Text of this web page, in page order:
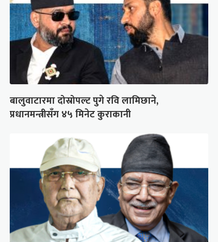
बालुवाटारमा दोस्रोपल्ट पुगे रवि लामिछाने,
प्रधानमन्त्रीसँग ४५ मिनेट कुराकानी